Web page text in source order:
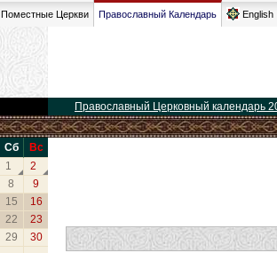
Поместные Церкви Православный Календарь English
Православный Церковный календарь
Сб
Вс
1
2
8
9
15
16
22
23
29
30